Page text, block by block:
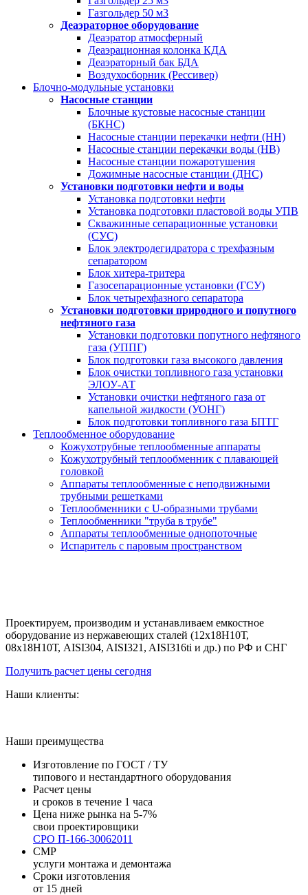
Газгольдер 50 м3
Деаэраторное оборудование
Деаэратор атмосферный
Деаэрационная колонка КДА
Деаэраторный бак БДА
Воздухосборник (Рессивер)
Блочно-модульные установки
Насосные станции
Блочные кустовые насосные станции
(БКНС)
Насосные станции перекачки нефти (НН)
Насосные станции перекачки воды (НВ)
Насосные станции пожаротушения
Дожимные насосные станции (ДНС)
Установки подготовки нефти и воды
Установка подготовки нефти
Установка подготовки пластовой воды УПВ
Скважинные сепарационные установки
(СУС)
Блок электродегидратора с трехфазным
сепаратором
Блок хитера-тритера
Газосепарационные установки (ГСУ)
Блок четырехфазного сепаратора
Установки подготовки природного и попутного
нефтяного газа
Установки подготовки попутного нефтяного
газа (УППГ)
Блок подготовки газа высокого давления
Блок очистки топливного газа установки
ЭЛОУ-АТ
Установки очистки нефтяного газа от
капельной жидкости (УОНГ)
Блок подготовки топливного газа БПТГ
Теплообменное оборудование
Кожухотрубные теплообменные аппараты
Кожухотрубный теплообменник с плавающей
головкой
Аппараты теплообменные с неподвижными
трубными решетками
Теплообменники с U-образными трубами
Теплообменники "труба в трубе"
Аппараты теплообменные однопоточные
Испаритель с паровым пространством
Проектируем, производим и устанавливаем емкостное
оборудование из нержавеющих сталей (12х18Н10Т,
08х18Н10Т, AISI304, AISI321, AISI316ti и др.) по РФ и СНГ
Получить расчет цены сегодня
Наши клиенты:
Наши преимущества
Изготовление по ГОСТ / ТУ
типового и нестандартного оборудования
Расчет цены
и сроков в течение 1 часа
Цена ниже рынка на 5-7%
свои проектировщики
СРО П-166-30062011
СМР
услуги монтажа и демонтажа
Сроки изготовления
от 15 дней